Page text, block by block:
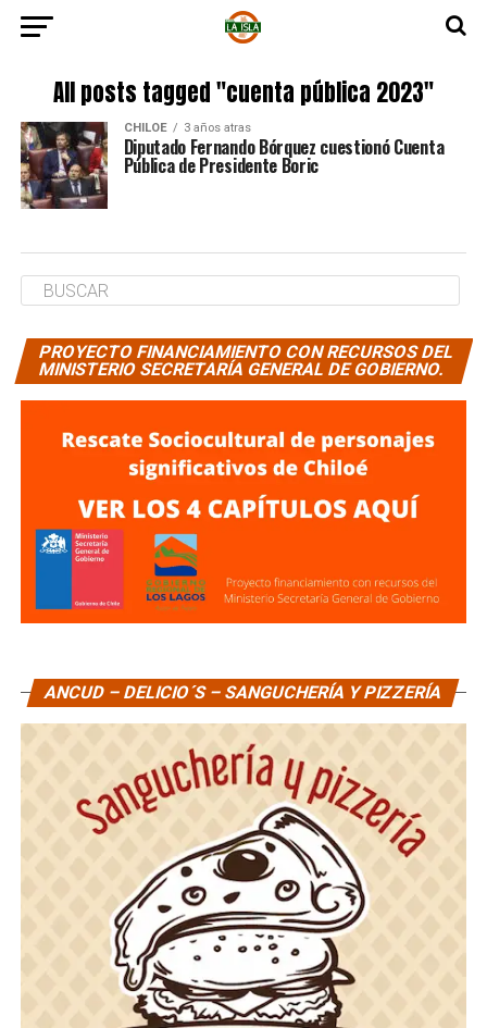
All posts tagged "cuenta pública 2023"
CHILOE 3 años atras
Diputado Fernando Bórquez cuestionó Cuenta
Pública de Presidente Boric
PROYECTO FINANCIAMIENTO CON RECURSOS DEL
MINISTERIO SECRETARÍA GENERAL DE GOBIERNO.
ANCUD – DELICIO´S – SANGUCHERÍA Y PIZZERÍA